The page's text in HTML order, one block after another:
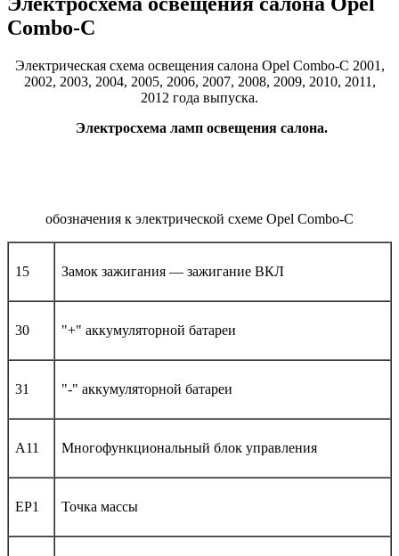
Combo-С
Электрическая схема освещения салона Opel Combo-С 2001,
2002, 2003, 2004, 2005, 2006, 2007, 2008, 2009, 2010, 2011,
2012 года выпуска.
Электросхема ламп освещения салона.
обозначения к электрической схеме Opel Combo-С
15 Замок зажигания — зажигание ВКЛ
30 "+" аккумуляторной батареи
31 "-" аккумуляторной батареи
A11 Многофункциональный блок управления
EP1 Точка массы